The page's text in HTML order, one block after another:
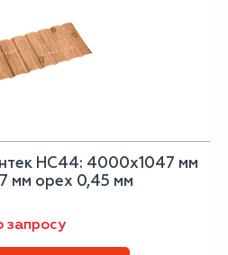
НС44: 4000x1047 мм
мм орех 0,45 мм
запросу